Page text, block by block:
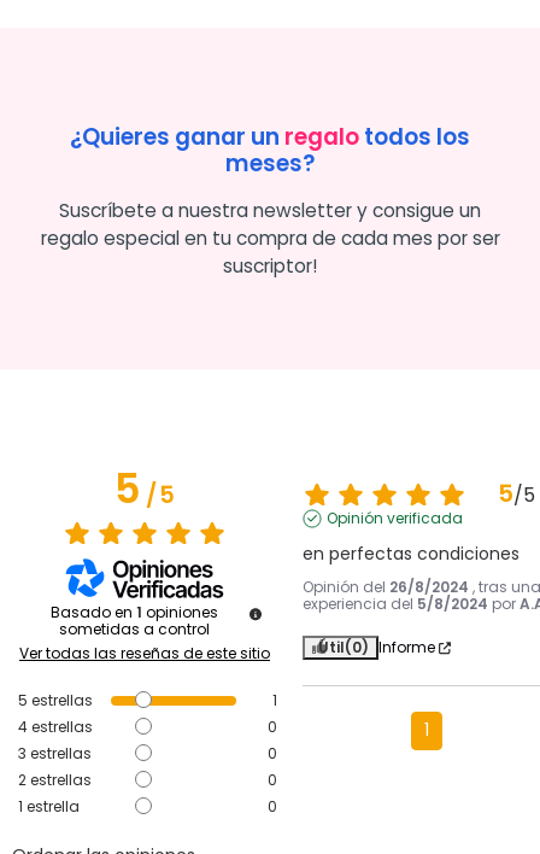
¿Quieres ganar un regalotodos los
meses?
Suscríbete a nuestra newsletter y consigue un
regalo especial en tu compra de cada mes por ser
suscriptor!
5/5
Basado en 1 opiniones
sometidas a control
Ver todas las reseñas de este sitio
5 estrellas
1
4estrellas
0
3 estrellas
0
2estrellas
0
1 estrella 0
5/5
Opinión verificada
en perfectas condiciones
Opinión del 26/8/2024 , tras una
experiencia del 5/8/2024 por
Útil(0) Informe
1